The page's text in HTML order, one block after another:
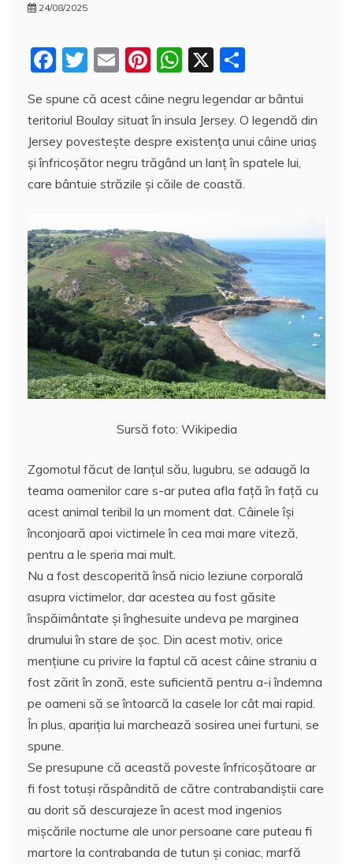
24/08/2025
F
c
e
b
o
k
T
w
itt
er
E
ai
l
Pi
er
e
st
W
at
s
A
p
X
rt
aj
e
ă
Se spune că acest câine negru legendar ar bântui
teritoriul Boulay situat în insula Jersey. O legendă din
Jersey povesteşte despre existența unui câine uriaș
și înfricoșător negru trăgând un lanț în spatele lui,
care bântuie străzile și căile de coastă.
Sursă foto: Wikipedia
Zgomotul făcut de lanțul său, lugubru, se adaugă la
teama oamenilor care s-ar putea afla faţă în faţă cu
acest animal teribil la un moment dat. Câinele îşi
înconjoară apoi victimele în cea mai mare viteză,
pentru a le speria mai mult.
Nu a fost descoperită însă nicio leziune corporală
asupra victimelor, dar acestea au fost găsite
înspăimântate şi înghesuite undeva pe marginea
drumului în stare de șoc. Din acest motiv, orice
mențiune cu privire la faptul că acest câine straniu a
fost zărit în zonă, este suficientă pentru a-i îndemna
pe oameni să se întoarcă la casele lor cât mai rapid.
În plus, apariţia lui marchează sosirea unei furtuni, se
spune.
Se presupune că această poveste înfricoşătoare ar
fi fost totuşi răspândită de către contrabandiștii care
au dorit să descurajeze în acest mod ingenios
mișcările nocturne ale unor persoane care puteau fi
martore la contrabanda de tutun și coniac, marfă